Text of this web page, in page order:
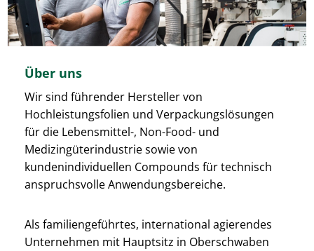
Über uns
Wir sind führender Hersteller von
Hochleistungsfolien und Verpackungslösungen
für die Lebensmittel-, Non-Food- und
Medizingüterindustrie sowie von
kundenindividuellen Compounds für technisch
anspruchsvolle Anwendungsbereiche.
Als familiengeführtes, international agierendes
Unternehmen mit Hauptsitz in Oberschwaben